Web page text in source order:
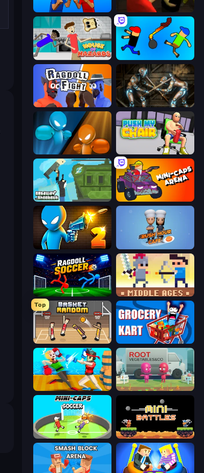
Puppet Fighter 2 Player
House of Hazards Mini-Caps: Bombs
Ragdoll Fight Striker Dummies
Drunken Boxing Push My Chair
Getaway Shootout Mini-Caps: Arena
Drunken Duel 2 Rush Hour Cafe
Ragdoll Soccer 2 Players Castle Wars: Middle Ages
Top
Basket Random Grocery Kart
Funny Ragdoll Wrestlers Root Vegetables & Co
Mini-Caps: Soccer 12 MiniBattles